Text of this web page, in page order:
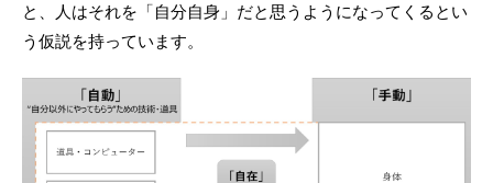
と、人はそれを「自分自身」だと思うようになってくるとい
う仮説を持っています。